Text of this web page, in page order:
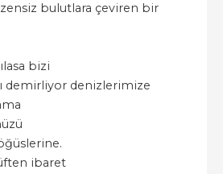
bulutlara çeviren bir
bizi
demirliyor denizlerimize
ibaret